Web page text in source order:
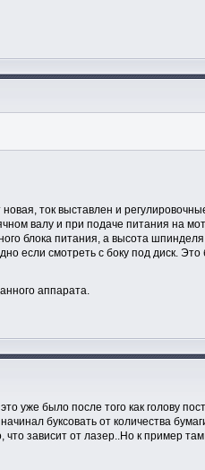
ток выставлен и
валу и при подаче питания на
блока питания, а высота
если смотреть с боку под диск.
аппарата.
уже было после того как голову
буксовать от количества
зависит от лазер..Но к пример